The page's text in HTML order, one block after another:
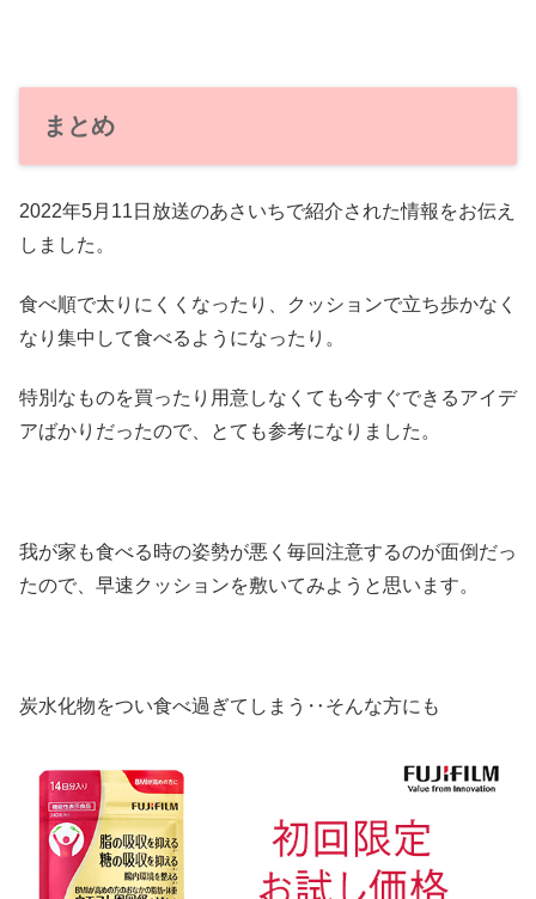
まとめ
2022年5月11日放送のあさいちで紹介された情報をお伝え
しました。
食べ順で太りにくくなったり、クッションで立ち歩かなく
なり集中して食べるようになったり。
特別なものを買ったり用意しなくても今すぐできるアイデ
アばかりだったので、とても参考になりました。
我が家も食べる時の姿勢が悪く毎回注意するのが面倒だっ
たので、早速クッションを敷いてみようと思います。
炭水化物をつい食べ過ぎてしまう‥そんな方にも